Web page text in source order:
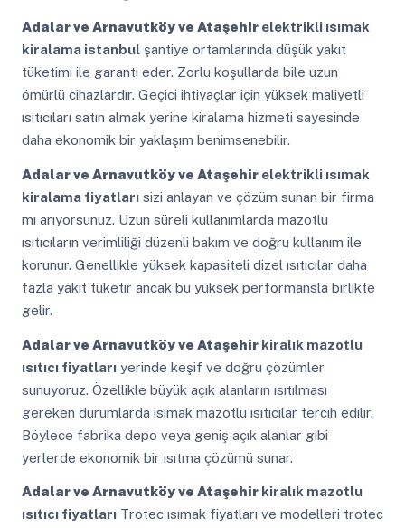
Adalar ve Arnavutköy ve Ataşehirelektrikli ısımak
kiralama istanbulşantiye ortamlarında düşük yakıt
tüketimi ile garanti eder. Zorlu koşullarda bile uzun
ömürlü cihazlardır. Geçici ihtiyaçlar için yüksek maliyetli
ısıtıcıları satın almak yerine kiralama hizmeti sayesinde
daha ekonomik bir yaklaşım benimsenebilir.
Adalar ve Arnavutköy ve Ataşehirelektrikli ısımak
kiralama fiyatlarısizi anlayan ve çözüm sunan bir firma
mı arıyorsunuz. Uzun süreli kullanımlarda mazotlu
ısıtıcıların verimliliği düzenli bakım ve doğru kullanım ile
korunur. Genellikle yüksek kapasiteli dizel ısıtıcılar daha
fazla yakıt tüketir ancak bu yüksek performansla birlikte
gelir.
Adalar ve Arnavutköy ve Ataşehirkiralık mazotlu
ısıtıcı fiyatlarıyerinde keşif ve doğru çözümler
sunuyoruz. Özellikle büyük açık alanların ısıtılması
gereken durumlarda ısımak mazotlu ısıtıcılar tercih edilir.
Böylece fabrika depo veya geniş açık alanlar gibi
yerlerde ekonomik bir ısıtma çözümü sunar.
Adalar ve Arnavutköy ve Ataşehirkiralık mazotlu
ısıtıcı fiyatlarıTrotec ısımak fiyatları ve modelleri trotec